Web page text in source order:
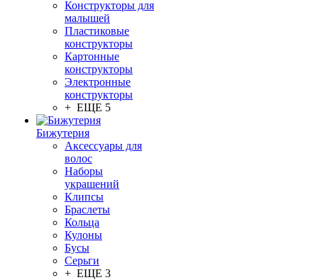
Конструкторы для
малышей
Пластиковые
конструкторы
Картонные
конструкторы
Электронные
конструкторы
+ ЕЩЕ 5
Бижутерия
Аксессуары для
волос
Наборы
украшений
Клипсы
Браслеты
Кольца
Кулоны
Бусы
Серьги
+ ЕЩЕ 3